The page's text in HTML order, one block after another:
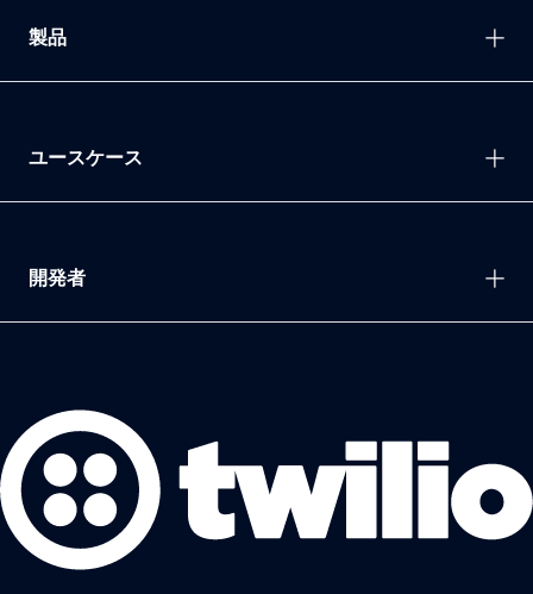
製品
ユースケース
開発者